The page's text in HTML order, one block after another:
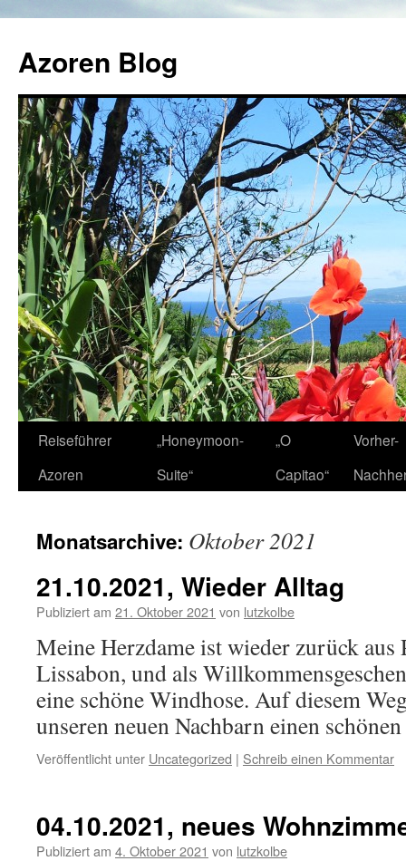
Azoren Blog
Zum
Inhalt
Reiseführer
Azoren
„Honeymoon-
Suite“
„O
Capitao“
Vorher-
Monatsarchive: Oktober 2021
21.10.2021, Wieder Alltag
Publiziert am 21. Oktober 2021 von lutzkolbe
Meine Herzdame ist wieder zurück aus
Lissabon, und als
eine schöne Windhose. Auf diesem
unseren neuen Nachbarn einen
Veröffentlicht unter Uncategorized | Schreib einen Kommentar
04.10.2021, neues
Publiziert am 4. Oktober 2021 von lutzkolbe